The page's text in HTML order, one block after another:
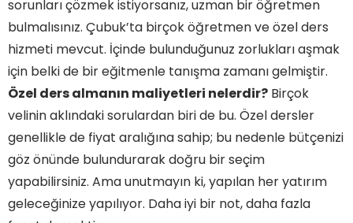
sorunları çözmek istiyorsanız, uzman bir öğretmen
bulmalısınız. Çubuk’ta birçok öğretmen ve özel ders
hizmeti mevcut. İçinde bulunduğunuz zorlukları aşmak
için belki de bir eğitmenle tanışma zamanı gelmiştir.
Özel ders almanın maliyetleri nelerdir? Birçok
velinin aklındaki sorulardan biri de bu. Özel dersler
genellikle de fiyat aralığına sahip; bu nedenle bütçenizi
göz önünde bulundurarak doğru bir seçim
yapabilirsiniz. Ama unutmayın ki, yapılan her yatırım
geleceğinize yapılıyor. Daha iyi bir not, daha fazla